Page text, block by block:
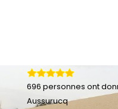
696 personnes ont
Aussurucq